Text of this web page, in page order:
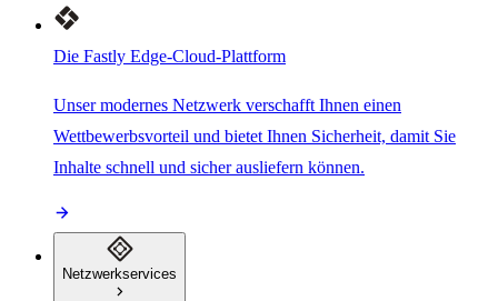
Die Fastly Edge-Cloud-Plattform
Unser modernes Netzwerk verschafft Ihnen einen
Wettbewerbsvorteil und bietet Ihnen Sicherheit, damit Sie
Inhalte schnell und sicher ausliefern können.
Netzwerkservices